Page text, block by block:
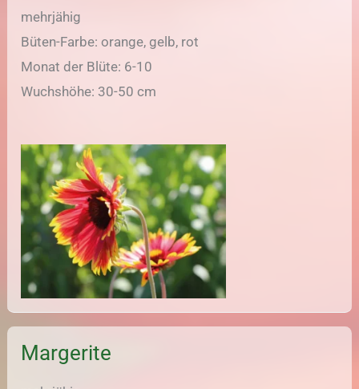
mehrjähig
Büten-Farbe: orange, gelb, rot
Monat der Blüte: 6-10
Wuchshöhe: 30-50 cm
Margerite